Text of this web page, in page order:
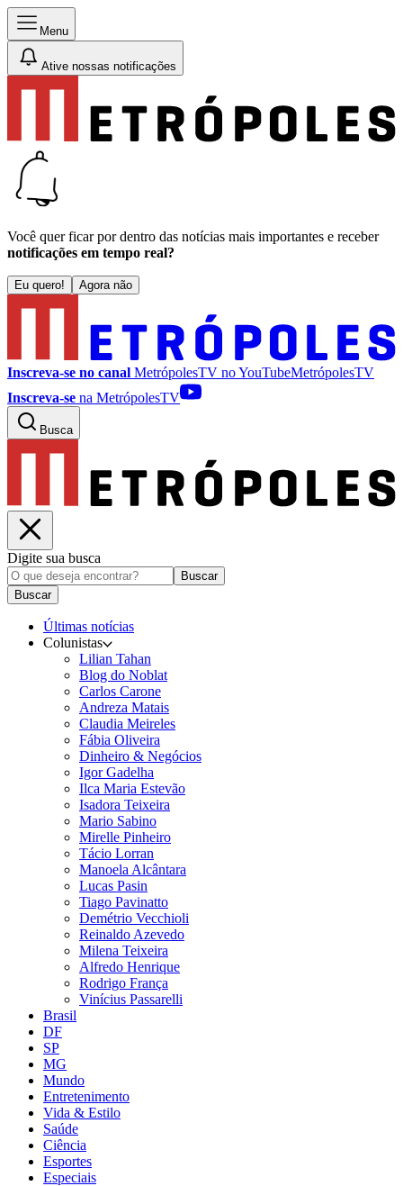
Menu
Ative nossas notificações
Você quer ficar por dentro das notícias mais importantes e receber
notificações em tempo real?
Eu quero! Agora não
Inscreva-se no canal MetrópolesTV noYouTubeMetrópolesTV
Inscreva-se na MetrópolesTV
Busca
Digite sua busca
Buscar
Buscar
Últimas notícias
Colunistas
Lilian Tahan
Blog do Noblat
Carlos Carone
Andreza Matais
Claudia Meireles
Fábia Oliveira
Dinheiro & Negócios
Igor Gadelha
Ilca Maria Estevão
Isadora Teixeira
Mario Sabino
Mirelle Pinheiro
Tácio Lorran
Manoela Alcântara
Lucas Pasin
Tiago Pavinatto
Demétrio Vecchioli
Reinaldo Azevedo
Milena Teixeira
Alfredo Henrique
Rodrigo França
Vinícius Passarelli
Brasil
DF
SP
MG
Mundo
Entretenimento
Vida & Estilo
Saúde
Ciência
Esportes
Especiais